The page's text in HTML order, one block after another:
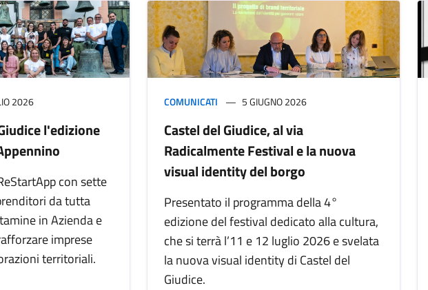
2026
l'edizione
con sette
da tutta
in Azienda e
imprese
territoriali.
COMUNICATI 5 GIUGNO 2026
Castel del Giudice, al via
Radicalmente Festival e la nuova
visual identity del borgo
Presentato il programma della 4°
edizione del festival dedicato alla cultura,
che si terrà l’11 e 12 luglio 2026 e svelata
la nuova visual identity di Castel del
Giudice.